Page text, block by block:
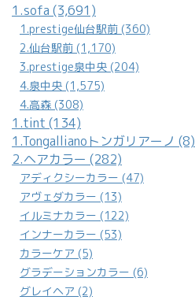
1.sofa (3,691)
1.prestige仙台駅前 (360)
2.仙台駅前 (1,170)
3.prestige泉中央 (204)
4.泉中央 (1,575)
4.高森 (308)
1.tint (134)
1.Tongallianoトンガリアーノ (8)
2.ヘアカラー (282)
アディクシーカラー (47)
アヴェダカラー (13)
イルミナカラー (122)
インナーカラー (53)
カラーケア (5)
グラデーションカラー (6)
グレイヘア (2)